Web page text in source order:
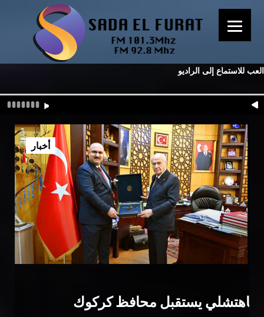
العب للاستماع إلى الراديو
باهتشلي يستقبل محافظ كركوك
أخبار